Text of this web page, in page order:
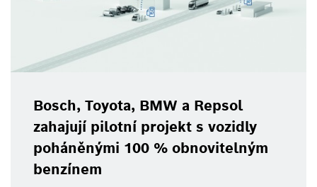
Bosch, Toyota, BMW a Repsol
zahajují pilotní projekt s vozidly
poháněnými 100 % obnovitelným
benzínem